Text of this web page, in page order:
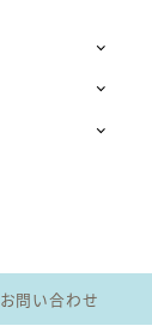
お問い合わせ